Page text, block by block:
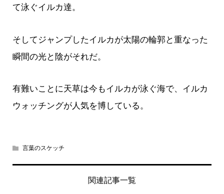
て泳ぐイルカ達。
そしてジャンプしたイルカが太陽の輪郭と重なった
瞬間の光と陰がそれだ。
有難いことに天草は今もイルカが泳ぐ海で、イルカ
ウォッチングが人気を博している。
言葉のスケッチ
関連記事一覧